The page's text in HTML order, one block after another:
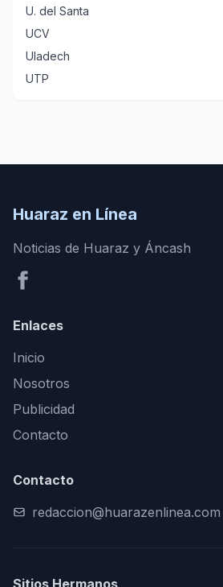
U. del Santa
UCV
Uladech
UTP
Huaraz en Línea
Noticias de Huaraz y Áncash
Enlaces
Inicio
Nosotros
Publicidad
Contacto
Contacto
redaccion@huarazenlinea.com
Sitios Hermanos